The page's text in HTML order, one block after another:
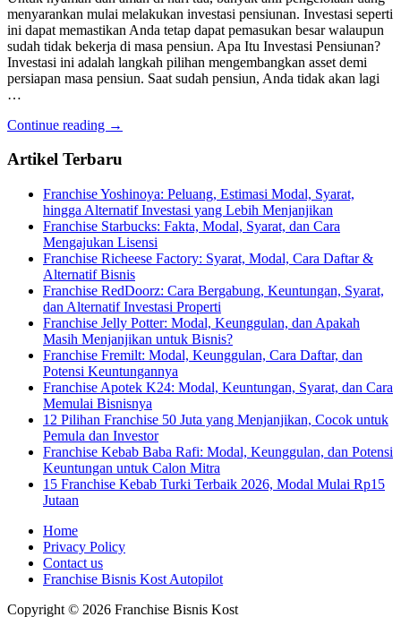
menyarankan mulai melakukan investasi pensiunan. Investasi seperti
ini dapat memastikan Anda tetap dapat pemasukan besar walaupun
sudah tidak bekerja di masa pensiun. Apa Itu Investasi Pensiunan?
Investasi ini adalah langkah pilihan mengembangkan asset demi
persiapan masa pensiun. Saat sudah pensiun, Anda tidak akan lagi
…
Continue reading →
Artikel Terbaru
Franchise Yoshinoya: Peluang, Estimasi Modal, Syarat,
hingga Alternatif Investasi yang Lebih Menjanjikan
Franchise Starbucks: Fakta, Modal, Syarat, dan Cara
Mengajukan Lisensi
Franchise Richeese Factory: Syarat, Modal, Cara Daftar &
Alternatif Bisnis
Franchise RedDoorz: Cara Bergabung, Keuntungan, Syarat,
dan Alternatif Investasi Properti
Franchise Jelly Potter: Modal, Keunggulan, dan Apakah
Masih Menjanjikan untuk Bisnis?
Franchise Fremilt: Modal, Keunggulan, Cara Daftar, dan
Potensi Keuntungannya
Franchise Apotek K24: Modal, Keuntungan, Syarat, dan Cara
Memulai Bisnisnya
12 Pilihan Franchise 50 Juta yang Menjanjikan, Cocok untuk
Pemula dan Investor
Franchise Kebab Baba Rafi: Modal, Keunggulan, dan Potensi
Keuntungan untuk Calon Mitra
15 Franchise Kebab Turki Terbaik 2026, Modal Mulai Rp15
Jutaan
Home
Privacy Policy
Contact us
Franchise Bisnis Kost Autopilot
Copyright © 2026 Franchise Bisnis Kost